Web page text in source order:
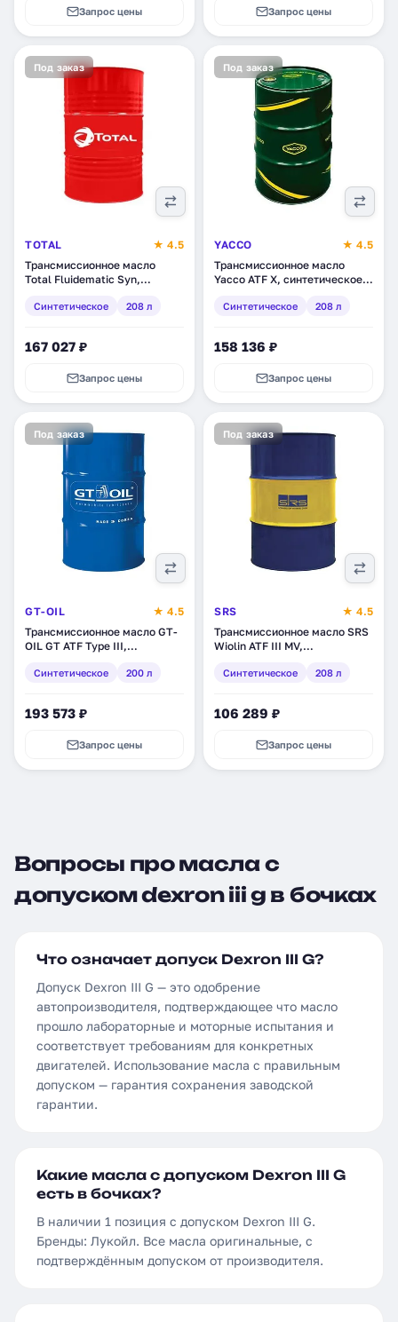
Запрос цены Запрос цены
Под заказ
TOTAL
★ 4.5
Трансмиссионное масло
Total Fluidematic Syn,
(120790)
Синтетическое 208 л
167 027 ₽
Запрос цены
Под заказ
YACCO
★ 4.5
Трансмиссионное масло
Yacco ATF X, синтетическое,
Синтетическое 208 л
158 136 ₽
Запрос цены
Под заказ
GT-OIL
★ 4.5
Трансмиссионное масло GT-
OIL GT ATF Type III,
(8809059408209)
Синтетическое 200 л
193 573 ₽
Запрос цены
Под заказ
SRS
★ 4.5
Трансмиссионное масло SRS
Wiolin ATF III MV,
Синтетическое 208 л
106 289 ₽
Запрос цены
Вопросы про масла с
допуском dexron iii g в бочках
Что означает допуск Dexron III G?
Допуск Dexron III G — это одобрение
автопроизводителя, подтверждающее что масло
прошло лабораторные и моторные испытания и
соответствует требованиям для конкретных
двигателей. Использование масла с правильным
допуском — гарантия сохранения заводской
гарантии.
Какие масла с допуском Dexron III G
есть в бочках?
В наличии 1 позиция с допуском Dexron III G.
Бренды: Лукойл. Все масла оригинальные, с
подтверждённым допуском от производителя.